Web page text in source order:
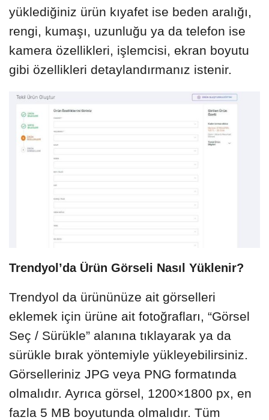
yüklediğiniz ürün kıyafet ise beden aralığı,
rengi, kumaşı, uzunluğu ya da telefon ise
kamera özellikleri, işlemcisi, ekran boyutu
gibi özellikleri detaylandırmanız istenir.
Trendyol’da Ürün Görseli Nasıl Yüklenir?
Trendyol da ürününüze ait görselleri
eklemek için ürüne ait fotoğrafları, “Görsel
Seç / Sürükle” alanına tıklayarak ya da
sürükle bırak yöntemiyle yükleyebilirsiniz.
Görselleriniz JPG veya PNG formatında
olmalıdır. Ayrıca görsel, 1200×1800 px, en
fazla 5 MB boyutunda olmalıdır. Tüm